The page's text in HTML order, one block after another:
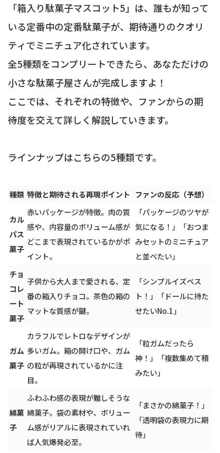
「箱入り駄菓子マスコット5」は、誰もが知って
いる定番中の定番駄菓子が、期待通りのクオリ
ティでミニチュア化されています。
全5種類をコンプリートできたら、あなただけの
小さな駄菓子屋さんが完成しますよ！
ここでは、それぞれの特徴や、ファンからの期
待度を交えて詳しく解説していきます。
ラインナップはこちらの5種類です。
種類 特徴と期待される再現ポイント ファンの反応（予想）
カル
パス
菓子
赤いパッケージが特徴。肉の質
感や、内容量のボリューム感が
どこまで表現されているかがポ
イント。
「パッケージのツヤが
気になる！」「おつま
みセットのミニチュア
と並べたい」
チョ
コレ
ート
菓子
子供から大人まで愛される、定
番の箱入りチョコ。茶色の箱の
マットな質感が鍵。
「シンプルイズベス
ト！」「ドールに持た
せたいNo.1」
ガム
菓子
カラフルでレトロなデザインが
多いガム。箱の開け口や、ガム
の粒が再現されているかに注
目。
「粒ガムだったら
神！」「複数集めて積
みたい」
綿菓
子
ふわふわ感の表現が難しそうな
綿菓子。袋の素材や、ボリュー
ム感がリアルに表現されていれ
ば人気爆発必至。
「まさかの綿菓子！」
「透明袋の表現力に期
待」